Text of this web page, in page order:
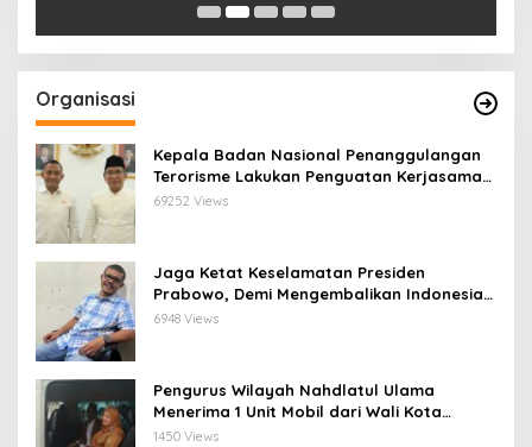
Organisasi
Kepala Badan Nasional Penanggulangan
Terorisme Lakukan Penguatan Kerjasama
Ketua Pengurus Besar Nahdlatul Ulama
69252 Views
Jaga Ketat Keselamatan Presiden
Prabowo, Demi Mengembalikan Indonesia
Menjadi Macan Asia
6948 Views
Pengurus Wilayah Nahdlatul Ulama
Menerima 1 Unit Mobil dari Wali Kota
Bandar Lampung
1450 Views